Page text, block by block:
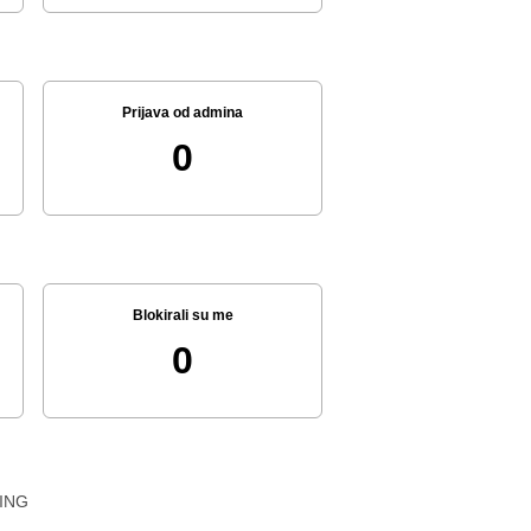
Prijava od admina
0
Blokirali su me
0